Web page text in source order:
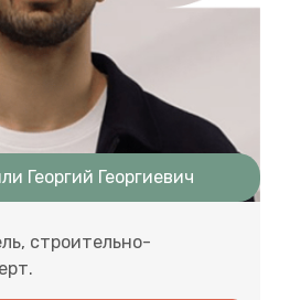
Георгий Георгиевич
строительно-